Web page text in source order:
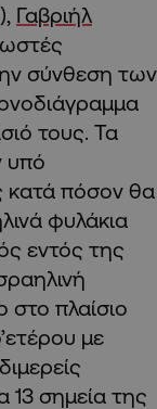
Γαβριήλ
σύνθεση των
τους. Τα
υπό
κατά πόσον θα
φυλάκια
εντός της
πλαίσιο
με
13 σημεία της